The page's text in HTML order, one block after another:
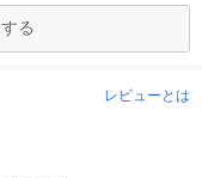
る
レビューとは